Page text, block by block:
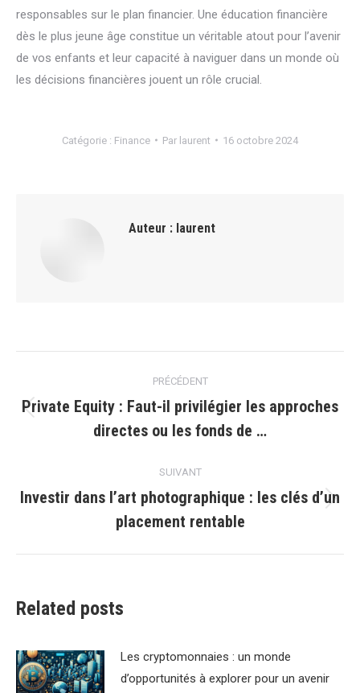
responsables sur le plan financier. Une éducation financière
dès le plus jeune âge constitue un véritable atout pour l’avenir
de vos enfants et leur capacité à naviguer dans un monde où
les décisions financières jouent un rôle crucial.
Catégorie : Finance Par laurent 16 octobre 2024
Auteur : laurent
article
PRÉCÉDENT
précédent
Private Equity : Faut-il privilégier les approches
directes ou les fonds de …
SUIVANT
Article
suivant
:
Investir dans l’art photographique : les clés d’un
placement rentable
Related posts
Les cryptomonnaies : un monde
d’opportunités à explorer pour un avenir